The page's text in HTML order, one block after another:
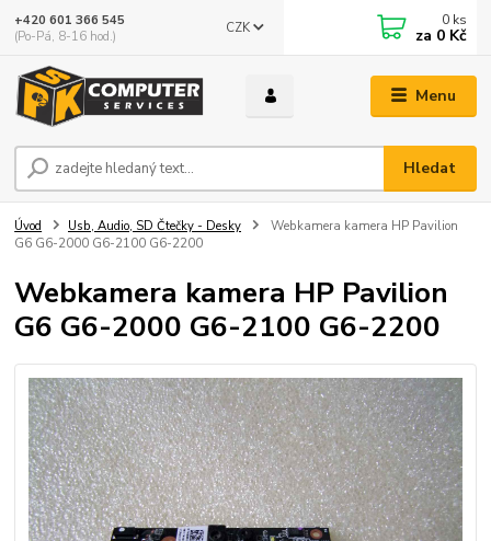
Menu
CZK
Hledat
+420 601 366 545
(Po-Pá, 8-16 hod.)
0 ks
za 0 Kč
Úvod Usb, Audio, SD Čtečky - Desky
Webkamera kamera HP Pavilion
G6 G6-2000 G6-2100 G6-2200
Webkamera kamera HP Pavilion
G6 G6-2000 G6-2100 G6-2200